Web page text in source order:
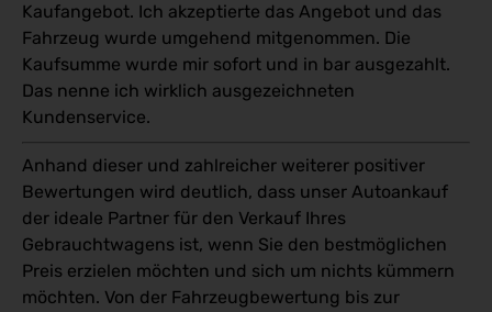
Kaufangebot. Ich akzeptierte das Angebot und das
Fahrzeug wurde umgehend mitgenommen. Die
Kaufsumme wurde mir sofort und in bar ausgezahlt.
Das nenne ich wirklich ausgezeichneten
Kundenservice.
Anhand dieser und zahlreicher weiterer positiver
Bewertungen wird deutlich, dass unser Autoankauf
der ideale Partner für den Verkauf Ihres
Gebrauchtwagens ist, wenn Sie den bestmöglichen
Preis erzielen möchten und sich um nichts kümmern
möchten. Von der Fahrzeugbewertung bis zur